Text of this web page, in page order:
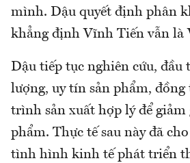
mình. Dậu quyết định phân
khẳng định Vĩnh Tiến vẫn là
Dậu tiếp tục nghiên cứu, đầu
lượng, uy tín sản phẩm,
trình sản xuất hợp lý để giảm
phẩm. Thực tế sau này đã
tình hình kinh tế phát triển